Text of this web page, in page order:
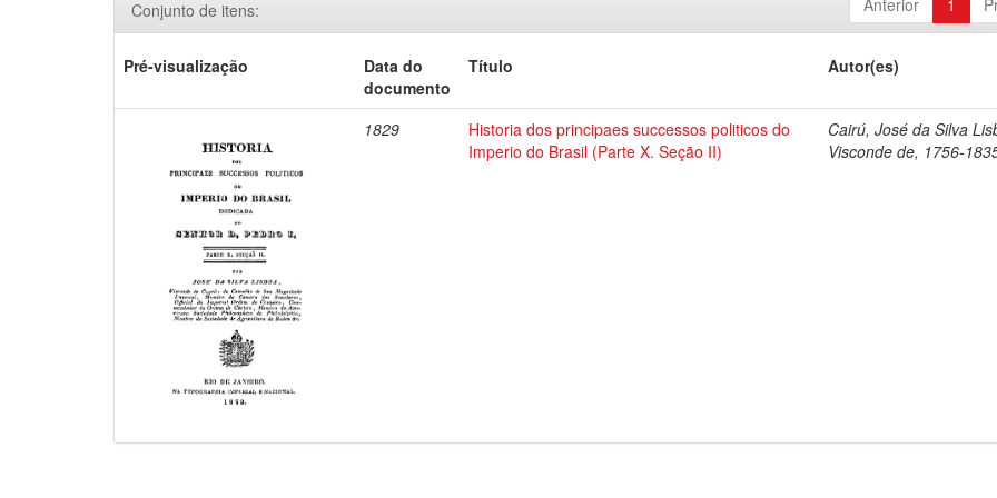
Anterior 1
Conjunto de itens:
Pré-visualização
Data do
documento
Título Autor(es)
1829
Historia dos principaes successos politicos do
Imperio do Brasil (Parte X. Seção II)
Cairú, José da Silva
Visconde de, 1756-